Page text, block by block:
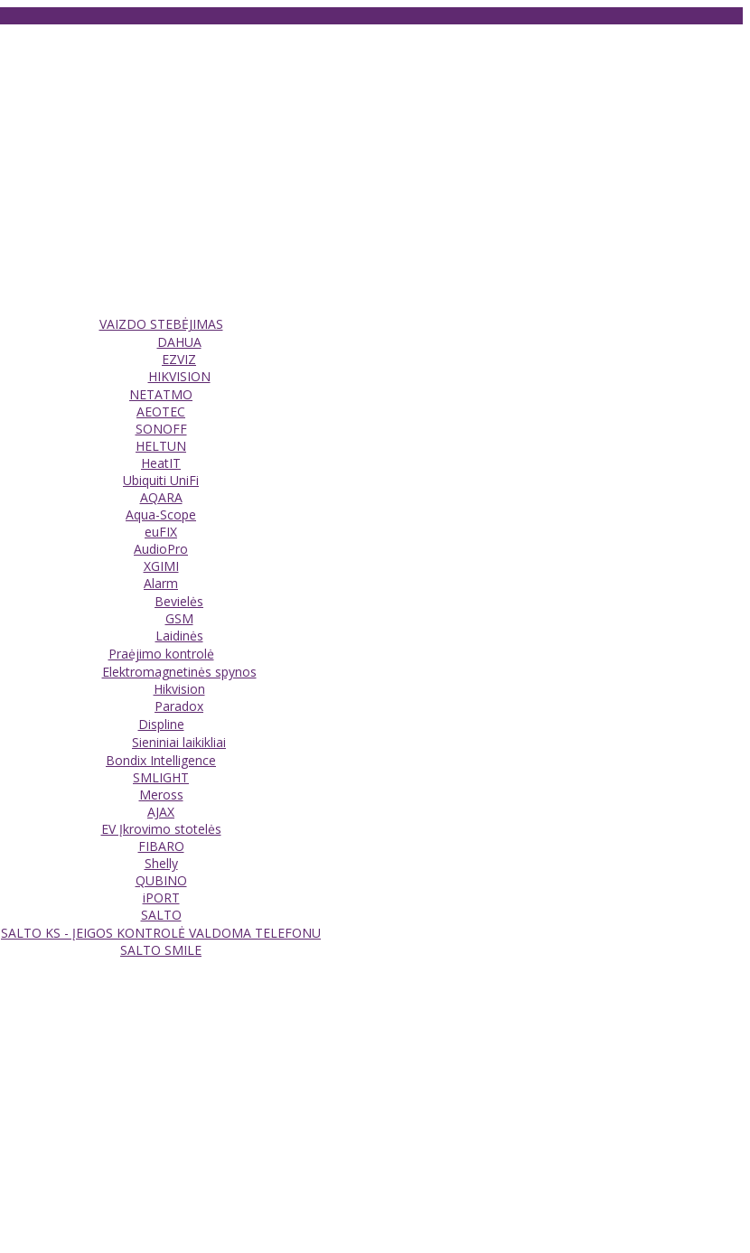
VAIZDO STEBĖJIMAS
DAHUA
EZVIZ
HIKVISION
NETATMO
AEOTEC
SONOFF
HELTUN
HeatIT
Ubiquiti UniFi
AQARA
Aqua-Scope
euFIX
AudioPro
XGIMI
Alarm
Bevielės
GSM
Laidinės
Praėjimo kontrolė
Elektromagnetinės spynos
Hikvision
Paradox
Displine
Sieniniai laikikliai
Bondix Intelligence
SMLIGHT
Meross
AJAX
EV Įkrovimo stotelės
FIBARO
Shelly
QUBINO
iPORT
SALTO
SALTO KS - ĮEIGOS KONTROLĖ VALDOMA TELEFONU
SALTO SMILE